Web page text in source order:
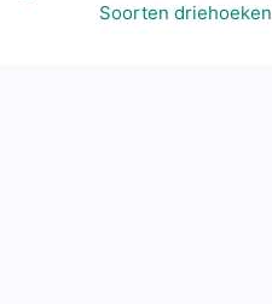
Soorten driehoeken